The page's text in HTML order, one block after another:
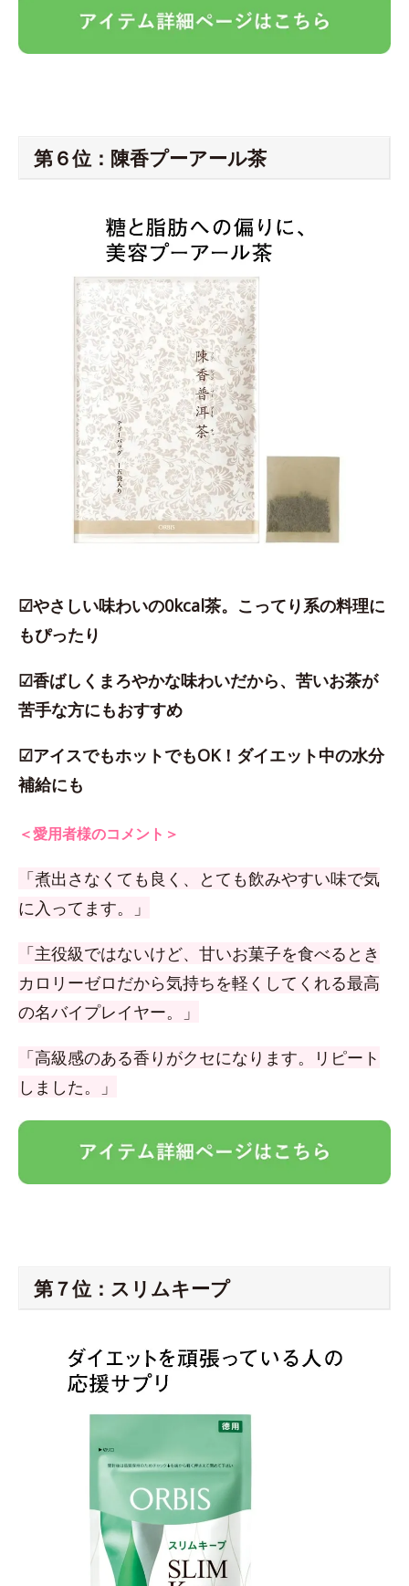
第６位：陳香プーアール茶
☑やさしい味わいの0kcal茶。こってり系の料理に
もぴったり
☑香ばしくまろやかな味わいだから、苦いお茶が
苦手な方にもおすすめ
☑アイスでもホットでもOK！ダイエット中の水分
補給にも
＜愛用者様のコメント＞
「煮出さなくても良く、とても飲みやすい味で気
に入ってます。」
「主役級ではないけど、甘いお菓子を食べるとき
カロリーゼロだから気持ちを軽くしてくれる最高
の名バイプレイヤー。」
「高級感のある香りがクセになります。リピート
しました。」
第７位：スリムキープ